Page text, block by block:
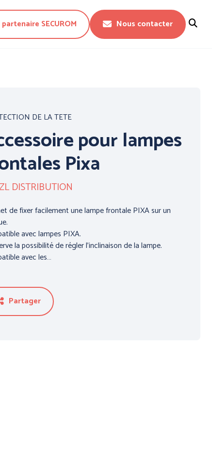
SECUROM Nous contacter
DU
DE LA TETE
pour lampes
Pixa
DISTRIBUTION
de fixer facilement une lampe frontale PIXA sur un
avec lampes PIXA.
la possibilité de régler l'inclinaison de la lampe.
avec les…
Partager